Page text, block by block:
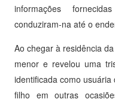
informações
conduziram-na até o
Ao chegar à residência
menor e revelou uma
identificada como
filho em outras